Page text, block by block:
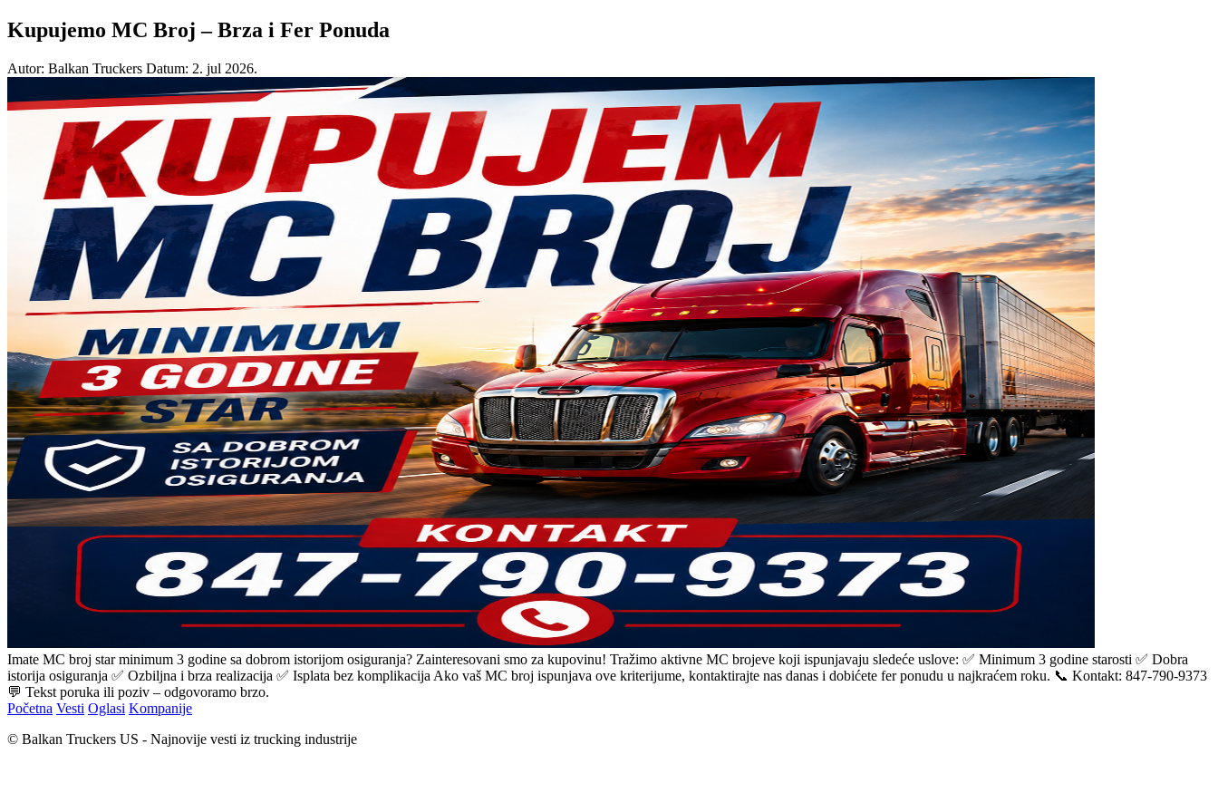
Kupujemo MC Broj – Brza i Fer Ponuda
Autor: Balkan Truckers Datum: 2. jul 2026.
Imate MC broj star minimum 3 godine sa dobrom istorijom osiguranja? Zainteresovani smo za kupovinu! Tražimo aktivne MC brojeve koji ispunjavaju sledeće uslove: ✅ Minimum 3 godine starosti ✅ Dobra
istorija osiguranja ✅ Ozbiljna i brza realizacija ✅ Isplata bez komplikacija Ako vaš MC broj ispunjava ove kriterijume, kontaktirajte nas danas i dobićete fer ponudu u najkraćem roku. 📞 Kontakt: 847-790-9373
💬 Tekst poruka ili poziv – odgovoramo brzo.
Početna Vesti Oglasi Kompanije
© Balkan Truckers US - Najnovije vesti iz trucking industrije